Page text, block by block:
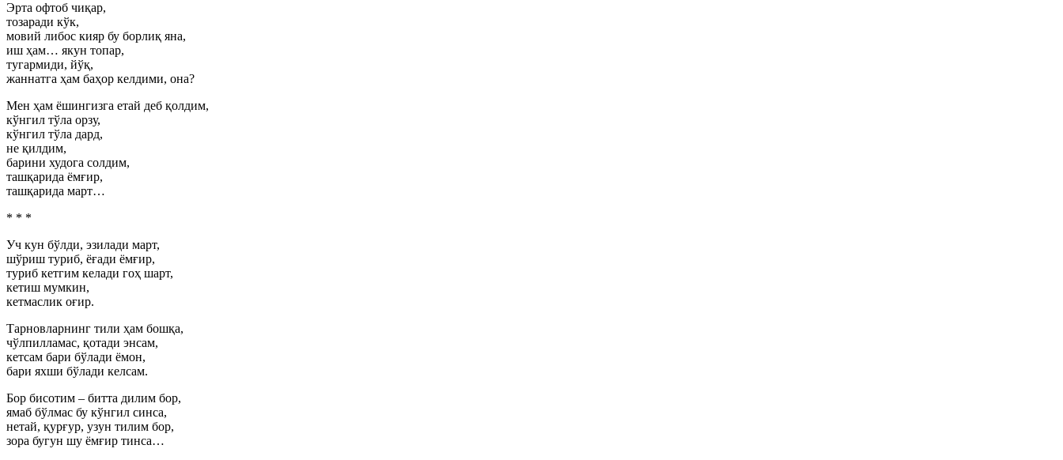
Эрта офтоб чиқар,
тозаради кўк,
мовий либос кияр бу борлиқ яна,
иш ҳам… якун топар,
тугармиди, йўқ,
жаннатга ҳам баҳор келдими, она?
Мен ҳам ёшингизга етай деб қолдим,
кўнгил тўла орзу,
кўнгил тўла дард,
не қилдим,
барини худога солдим,
ташқарида ёмғир,
ташқарида март…
* * *
Уч кун бўлди, эзилади март,
шўриш туриб, ёғади ёмғир,
туриб кетгим келади гоҳ шарт,
кетиш мумкин,
кетмаслик оғир.
Тарновларнинг тили ҳам бошқа,
чўлпилламас, қотади энсам,
кетсам бари бўлади ёмон,
бари яхши бўлади келсам.
Бор бисотим – битта дилим бор,
ямаб бўлмас бу кўнгил синса,
нетай, қурғур, узун тилим бор,
зора бугун шу ёмғир тинса…